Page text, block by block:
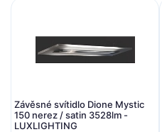
Závěsné svítidlo Dione Mystic
150 nerez / satin 3528lm -
LUXLIGHTING